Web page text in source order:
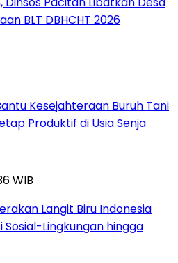
BLT DBHCHT 2026
Kesejahteraan Buruh Tani
Produktif di Usia Senja
WIB
Langit Biru Indonesia
Lingkungan hingga